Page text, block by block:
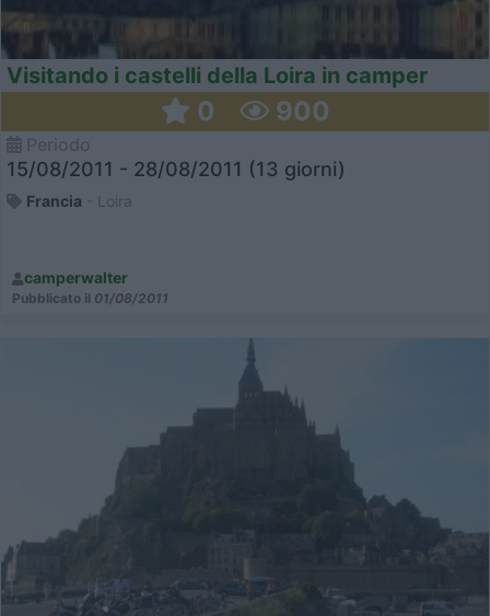
Visitando i castelli della Loira in camper
0 900
15/08/2011 - 28/08/2011 (13 giorni)
Francia - Loira
camperwalter
Pubblicato il 01/08/2011